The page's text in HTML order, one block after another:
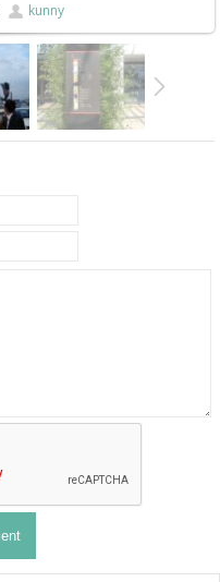
kunny